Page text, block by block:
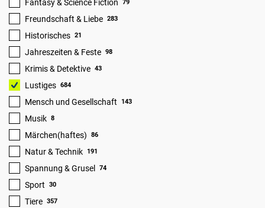
Fantasy & Science Fiction 79
Freundschaft & Liebe 283
Historisches 21
Jahreszeiten & Feste 98
Krimis & Detektive 43
Lustiges 684
Mensch und Gesellschaft 143
Musik 8
Märchen(haftes) 86
Natur & Technik 191
Spannung & Grusel 74
Sport 30
Tiere 357